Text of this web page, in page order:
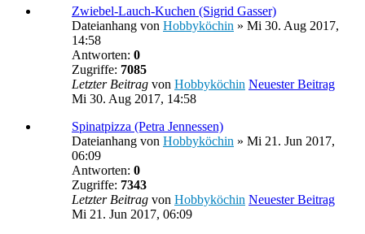
Zwiebel-Lauch-Kuchen (Sigrid Gasser)
Dateianhang von Hobbyköchin » Mi 30. Aug 2017,
14:58
Antworten: 0
Zugriffe: 7085
Letzter Beitrag von Hobbyköchin Neuester Beitrag
Mi 30. Aug 2017, 14:58
Spinatpizza (Petra Jennessen)
Dateianhang von Hobbyköchin » Mi 21. Jun 2017,
06:09
Antworten: 0
Zugriffe: 7343
Letzter Beitrag von Hobbyköchin Neuester Beitrag
Mi 21. Jun 2017, 06:09